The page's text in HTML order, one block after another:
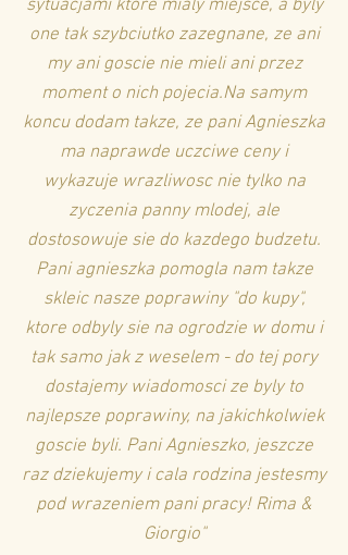
sytuacjami ktore mialy miejsce, a byly
one tak szybciutko zazegnane, ze ani
my ani goscie nie mieli ani przez
moment o nich pojecia.Na samym
koncu dodam takze, ze pani Agnieszka
ma naprawde uczciwe ceny i
wykazuje wrazliwosc nie tylko na
zyczenia panny mlodej, ale
dostosowuje sie do kazdego budzetu.
Pani agnieszka pomogla nam takze
skleic nasze poprawiny "do kupy",
ktore odbyly sie na ogrodzie w domu i
tak samo jak z weselem - do tej pory
dostajemy wiadomosci ze byly to
najlepsze poprawiny, na jakichkolwiek
goscie byli. Pani Agnieszko, jeszcze
raz dziekujemy i cala rodzina jestesmy
pod wrazeniem pani pracy! Rima &
Giorgio"